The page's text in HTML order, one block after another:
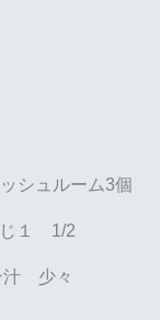
シュルーム3個
じ１ 1/2
汁 少々